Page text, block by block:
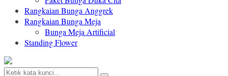
Rangkaian Bunga Anggrek
Rangkaian Bunga Meja
Bunga Meja Artificial
Standing Flower